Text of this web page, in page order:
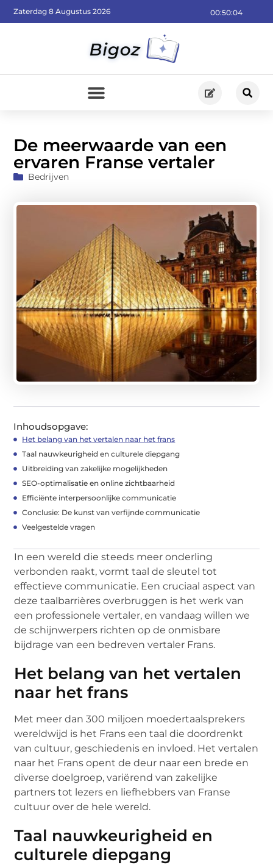
00:50:06
Zaterdag 8 Augustus 2026
De meerwaarde van een
ervaren Franse vertaler
Bedrijven
Inhoudsopgave:
Het belang van het vertalen naar het frans
Taal nauwkeurigheid en culturele diepgang
Uitbreiding van zakelijke mogelijkheden
SEO-optimalisatie en online zichtbaarheid
Efficiënte interpersoonlijke communicatie
Conclusie: De kunst van verfijnde communicatie
Veelgestelde vragen
In een wereld die steeds meer onderling
verbonden raakt, vormt taal de sleutel tot
effectieve communicatie. Een cruciaal aspect van
deze taalbarrières overbruggen is het werk van
een professionele vertaler, en vandaag willen we
de schijnwerpers richten op de onmisbare
bijdrage van een bedreven vertaler Frans.
Het belang van het vertalen
naar het frans
Met meer dan 300 miljoen moedertaalsprekers
wereldwijd is het Frans een taal die doordrenkt
van cultuur, geschiedenis en invloed. Het vertalen
naar het Frans opent de deur naar een brede en
diverse doelgroep, variërend van zakelijke
partners tot lezers en liefhebbers van Franse
cultuur over de hele wereld.
Taal nauwkeurigheid en
culturele diepgang